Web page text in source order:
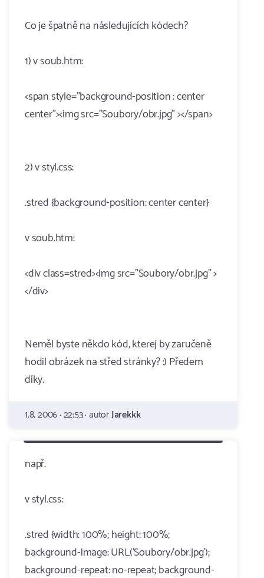
Co je špatně na následujících kódech?
1) v soub.htm:
<span style="background-position : center
center"><img src="Soubory/obr.jpg" ></span>
2) v styl.css:
.stred {background-position: center center}
v soub.htm:
<div class=stred><img src="Soubory/obr.jpg" >
</div>
Neměl byste někdo kód, kterej by zaručeně
hodil obrázek na střed stránky? :) Předem
díky.
1.8. 2006 · 22:53 · autorJarekkk
např.
v styl.css:
.stred {width: 100%; height: 100%;
background-image: URL('Soubory/obr.jpg');
background-repeat: no-repeat; background-